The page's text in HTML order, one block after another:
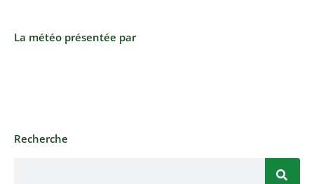
La météo présentée par
Recherche